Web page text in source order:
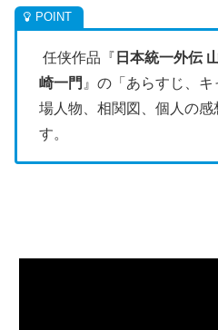
任侠作品『 日本統一外伝
崎一門 』の「あらすじ、
場人物、相関図、個人の感
す。